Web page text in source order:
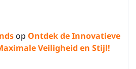
op Ontdek de Innovatieve
Veiligheid en Stijl!